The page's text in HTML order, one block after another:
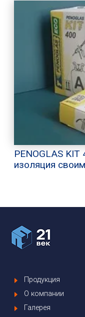
PENOGLAS
изоляция
Продукция
О компании
Галерея